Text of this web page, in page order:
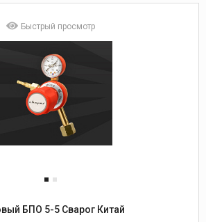
Быстрый просмотр
Редуктор пропановый БПО 5-5 Сварог Китай